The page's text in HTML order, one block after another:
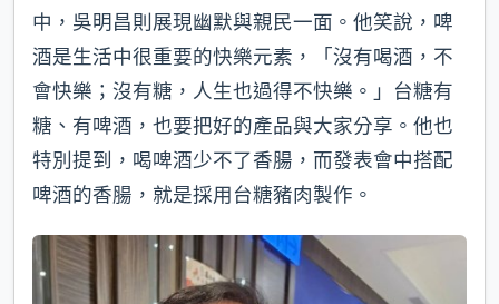
中，吳明昌則展現幽默與親民一面。他笑說，啤
酒是生活中很重要的快樂元素，「沒有喝酒，不
會快樂；沒有糖，人生也過得不快樂。」台糖有
糖、有啤酒，也要把好的產品與大家分享。他也
特別提到，喝啤酒少不了香腸，而發表會中搭配
啤酒的香腸，就是採用台糖豬肉製作。